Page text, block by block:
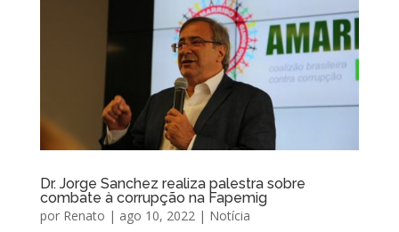
Dr. Jorge Sanchez realiza palestra sobre
combate à corrupção na Fapemig
por Renato | ago 10, 2022| Notícia